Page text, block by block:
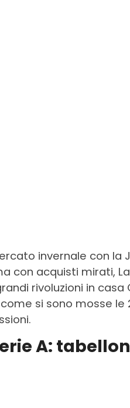
invernale con la
con acquisti mirati,
rivoluzioni in casa
si sono mosse le
A: